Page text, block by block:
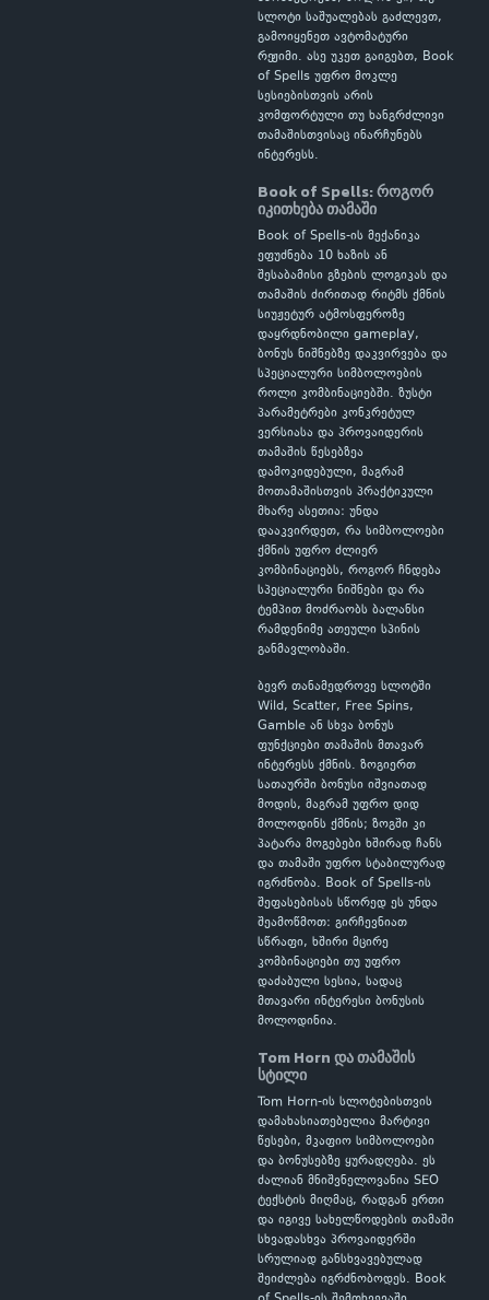
სლოტი საშუალებას გაძლევთ,
გამოიყენეთ ავტომატური
რეჟიმი. ასე უკეთ გაიგებთ, Book
of Spells უფრო მოკლე
სესიებისთვის არის
კომფორტული თუ ხანგრძლივი
თამაშისთვისაც ინარჩუნებს
ინტერესს.
Book of Spells: როგორ
იკითხება თამაში
Book of Spells-ის მექანიკა
ეფუძნება 10 ხაზის ან
შესაბამისი გზების ლოგიკას და
თამაშის ძირითად რიტმს ქმნის
სიუჟეტურ ატმოსფეროზე
დაყრდნობილი gameplay,
ბონუს ნიშნებზე დაკვირვება და
სპეციალური სიმბოლოების
როლი კომბინაციებში. ზუსტი
პარამეტრები კონკრეტულ
ვერსიასა და პროვაიდერის
თამაშის წესებზეა
დამოკიდებული, მაგრამ
მოთამაშისთვის პრაქტიკული
მხარე ასეთია: უნდა
დააკვირდეთ, რა სიმბოლოები
ქმნის უფრო ძლიერ
კომბინაციებს, როგორ ჩნდება
სპეციალური ნიშნები და რა
ტემპით მოძრაობს ბალანსი
რამდენიმე ათეული სპინის
განმავლობაში.
ბევრ თანამედროვე სლოტში
Wild, Scatter, Free Spins,
Gamble ან სხვა ბონუს
ფუნქციები თამაშის მთავარ
ინტერესს ქმნის. ზოგიერთ
სათაურში ბონუსი იშვიათად
მოდის, მაგრამ უფრო დიდ
მოლოდინს ქმნის; ზოგში კი
პატარა მოგებები ხშირად ჩანს
და თამაში უფრო სტაბილურად
იგრძნობა. Book of Spells-ის
შეფასებისას სწორედ ეს უნდა
შეამოწმოთ: გირჩევნიათ
სწრაფი, ხშირი მცირე
კომბინაციები თუ უფრო
დაძაბული სესია, სადაც
მთავარი ინტერესი ბონუსის
მოლოდინია.
Tom Horn და თამაშის
სტილი
Tom Horn-ის სლოტებისთვის
დამახასიათებელია მარტივი
წესები, მკაფიო სიმბოლოები
და ბონუსებზე ყურადღება. ეს
ძალიან მნიშვნელოვანია SEO
ტექსტის მიღმაც, რადგან ერთი
და იგივე სახელწოდების თამაში
სხვადასხვა პროვაიდერში
სრულიად განსხვავებულად
შეიძლება იგრძნობოდეს. Book